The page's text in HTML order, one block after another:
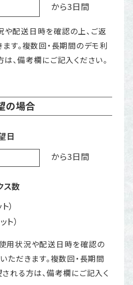
から3日間
配送日時を確認の上、ご返
す。複数回・長期間のデモ利
、備考欄にご記入ください。
の場合
日
から3日間
ス数
）
）
用状況や配送日時を確認の
ただきます。複数回・長期間
れる方は、備考欄にご記入く